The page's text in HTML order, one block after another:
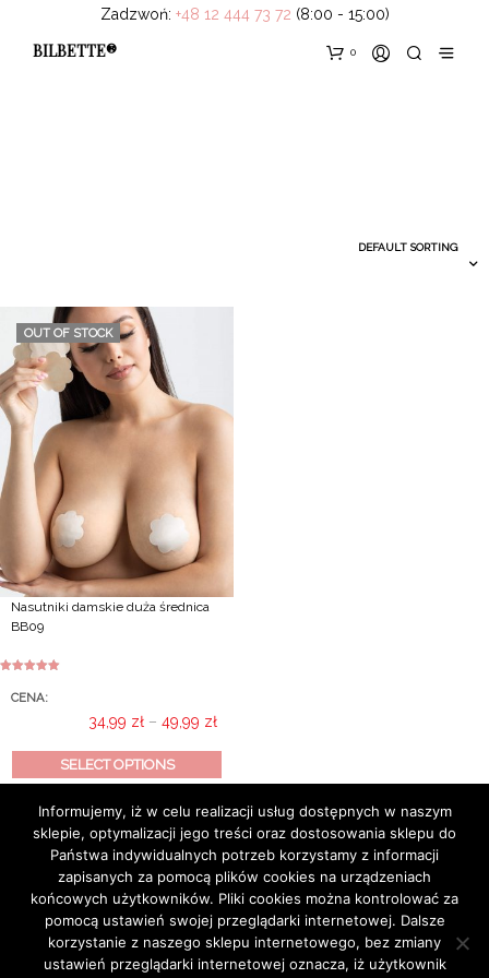
Zadzwoń: +48 12 444 73 72 (8:00 - 15:00)
BILBETTE® 0
OUT OF STOCK
Nasutniki damskie duża średnica
BB09
out of 5
CENA:
34,99 zł – 49,99 złPrice
through
49,99 zł
SELECT OPTIONS
This
product
multiple
variants.
options
chosen
Informujemy, iż w celu realizacji usług dostępnych w naszym
sklepie, optymalizacji jego treści oraz dostosowania sklepu do
Państwa indywidualnych potrzeb korzystamy z informacji
zapisanych za pomocą plików cookies na urządzeniach
końcowych użytkowników. Pliki cookies można kontrolować za
pomocą ustawień swojej przeglądarki internetowej. Dalsze
korzystanie z naszego sklepu internetowego, bez zmiany
ustawień przeglądarki internetowej oznacza, iż użytkownik